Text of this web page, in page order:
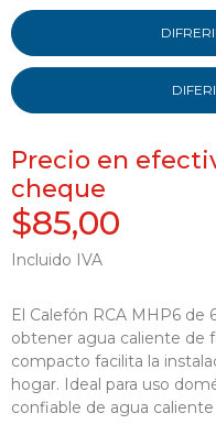
Precio en
cheque
$85,00
Incluido IVA
El Calefón RCA MHP6 de
obtener agua caliente de
compacto facilita la
hogar. Ideal para uso
confiable de agua